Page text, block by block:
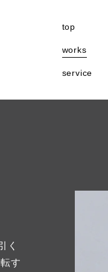
top
works
service
く
す